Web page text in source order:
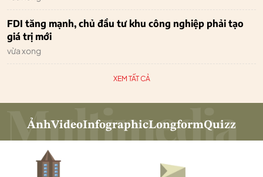
FDI tăng mạnh, chủ đầu tư khu công nghiệp phải tạo
giá trị mới
vừa xong
XEM TẤT CẢ
ẢnhVideoInfographicLongformQuizz